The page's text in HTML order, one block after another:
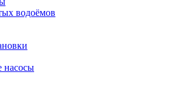
водоёмов
насосы